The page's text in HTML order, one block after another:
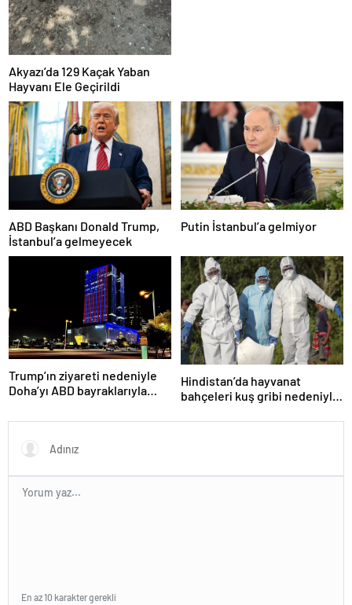
Akyazı’da 129 Kaçak Yaban
Hayvanı Ele Geçirildi
ABD Başkanı Donald Trump,
İstanbul’a gelmeyecek
Putin İstanbul’a gelmiyor
Trump’ın ziyareti nedeniyle
Doha’yı ABD bayraklarıyla
Hindistan’da hayvanat
bahçeleri kuş gribi nedeniyle
En az 10 karakter gerekli